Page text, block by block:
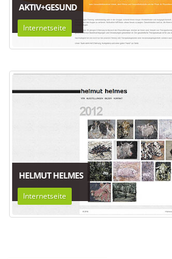
AKTIV+GESUND
Internetseite
HELMUT HELMES
Internetseite